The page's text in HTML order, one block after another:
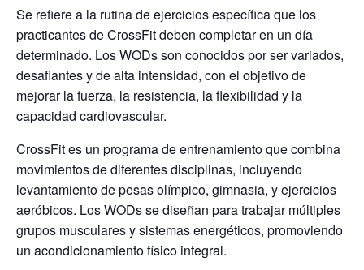
Se refiere a la rutina de ejercicios específica que los
practicantes de CrossFit deben completar en un día
determinado. Los WODs son conocidos por ser variados,
desafiantes y de alta intensidad, con el objetivo de
mejorar la fuerza, la resistencia, la flexibilidad y la
capacidad cardiovascular.
CrossFit es un programa de entrenamiento que combina
movimientos de diferentes disciplinas, incluyendo
levantamiento de pesas olímpico, gimnasia, y ejercicios
aeróbicos. Los WODs se diseñan para trabajar múltiples
grupos musculares y sistemas energéticos, promoviendo
un acondicionamiento físico integral.